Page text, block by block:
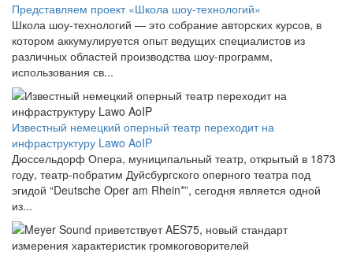
Представляем проект «Школа шоу-технологий»
Школа шоу-технологий — это собрание авторских курсов, в
котором аккумулируется опыт ведущих специалистов из
различных областей производства шоу-программ,
использования св...
Известный немецкий оперный театр переходит на
инфраструктуру Lawo AoIP
Дюссельдорф Опера, муниципальный театр, открытый в 1873
году, театр-побратим Дуйсбургского оперного театра под
эгидой “Deutsche Oper am Rhein*”, сегодня является одной
из...